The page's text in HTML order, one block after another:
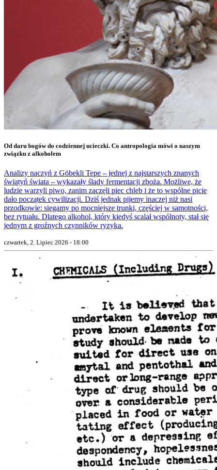
Od daru bogów do codziennej ucieczki. Co antropologia mówi o naszym
związku z alkoholem
Analizy naczyń z Göbekli Tepe – jednej z najstarszych znanych
świątyń świata – wykazały ślady fermentacji zboża. Możliwe, że
ludzie warzyli piwo, zanim zaczęli piec chleb i że to wspólne picie
dało początek cywilizacji. Dziś jednak pijemy inaczej niż nasi
przodkowie: sięgamy po mocniejsze trunki, częściej w samotności,
bez rytuału. Dlatego alkohol, który kiedyś scalał wspólnoty, stał się
jednym z groźnych czynników ryzyka.
czwartek, 2. Lipiec 2026 - 18:00